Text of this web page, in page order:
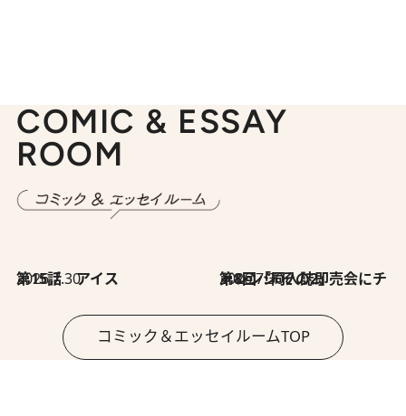
COMIC & ESSAY
ROOM
2026.7.30
第15話 アイス 2026.7.30
第8回「同人誌即売会にチャレンジ その2」
コミック＆エッセイルームTOP